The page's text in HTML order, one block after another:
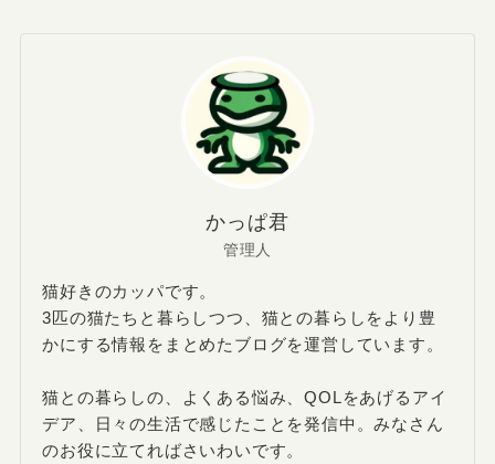
かっぱ君
管理人
猫好きのカッパです。
3匹の猫たちと暮らしつつ、猫との暮らしをより豊
かにする情報をまとめたブログを運営しています。
猫との暮らしの、よくある悩み、QOLをあげるアイ
デア、日々の生活で感じたことを発信中。みなさん
のお役に立てればさいわいです。